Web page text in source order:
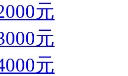
元
元
元